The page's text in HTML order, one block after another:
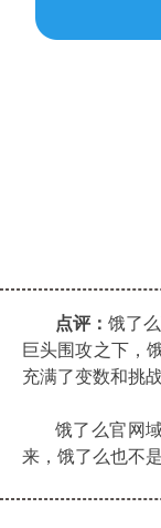
点评：饿了
巨头围攻之下，
充满了变数和挑战
饿了么官网
来，饿了么也不